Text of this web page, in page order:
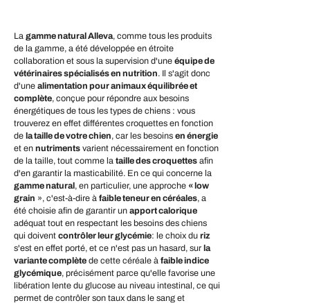
La gamme natural Alleva, comme tous les produits
de la gamme, a été développée en étroite
collaboration et sous la supervision d'une équipe de
vétérinaires spécialisés en nutrition. Il s'agit donc
d'une alimentation pour animaux équilibrée et
complète, conçue pour répondre aux besoins
énergétiques de tous les types de chiens : vous
trouverez en effet différentes croquettes en fonction
de la taille de votre chien, car les besoins en énergie
et en nutriments varient nécessairement en fonction
de la taille, tout comme la taille des croquettes afin
d'en garantir la masticabilité. En ce qui concerne la
gamme natural, en particulier, une approche « low
grain », c'est-à-dire à faible teneur en céréales, a
été choisie afin de garantir un apport calorique
adéquat tout en respectant les besoins des chiens
qui doivent contrôler leur glycémie: le choix du riz
s'est en effet porté, et ce n'est pas un hasard, sur la
variante complète de cette céréale à faible indice
glycémique, précisément parce qu'elle favorise une
libération lente du glucose au niveau intestinal, ce qui
permet de contrôler son taux dans le sang et